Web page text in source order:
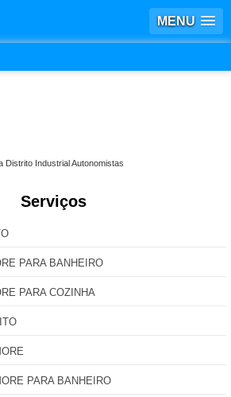
MENU
Distrito Industrial Autonomistas
Serviços
PARA BANHEIRO
PARA COZINHA
PARA BANHEIRO